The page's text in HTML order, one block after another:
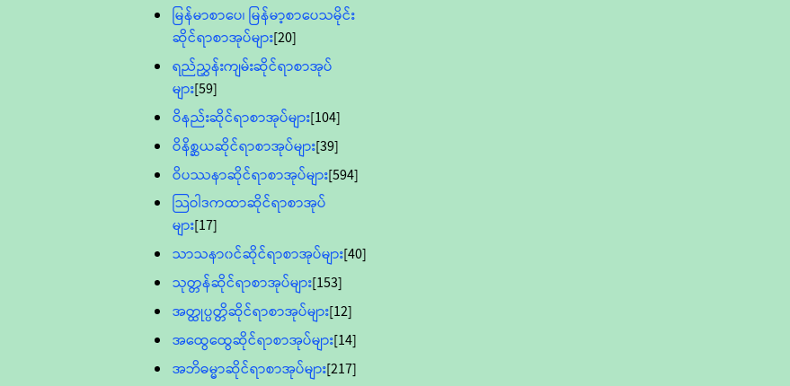
မြန်မာစာပေ၊ မြန်မာ့စာပေသမိုင်း
ဆိုင်ရာစာအုပ်များ[20]
ရည်ညွှန်းကျမ်းဆိုင်ရာစာအုပ်
များ[59]
ဝိနည်းဆိုင်ရာစာအုပ်များ[104]
ဝိနိစ္ဆယဆိုင်ရာစာအုပ်များ[39]
ဝိပဿနာဆိုင်ရာစာအုပ်များ[594]
သြဝါဒကထာဆိုင်ရာစာအုပ်
များ[17]
သာသနာ၀င်ဆိုင်ရာစာအုပ်များ[40]
သုတ္တန်ဆိုင်ရာစာအုပ်များ[153]
အတ္ထုပ္ပတ္တိဆိုင်ရာစာအုပ်များ[12]
အထွေထွေဆိုင်ရာစာအုပ်များ[14]
အဘိဓမ္မာဆိုင်ရာစာအုပ်များ[217]